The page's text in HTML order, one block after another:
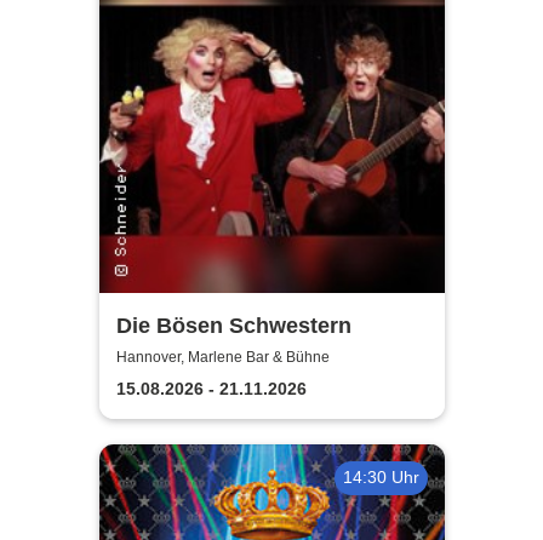
Die Bösen Schwestern
Hannover, Marlene Bar & Bühne
15.08.2026 - 21.11.2026
14:30 Uhr